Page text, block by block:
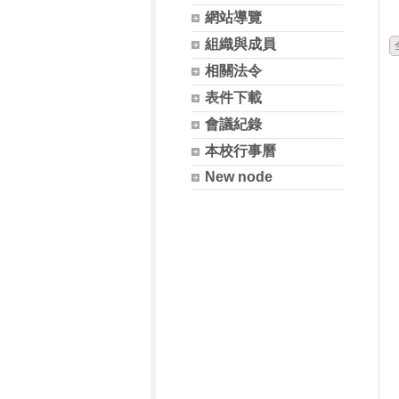
網站導覽
組織與成員
相關法令
表件下載
會議紀錄
本校行事曆
New node